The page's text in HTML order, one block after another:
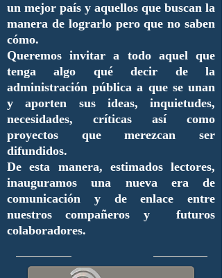
un mejor país y aquellos que buscan la
manera de lograrlo pero que no saben
cómo.
Queremos invitar a todo aquel que
tenga algo qué decir de la
administración pública a que se unan
y aporten sus ideas, inquietudes,
necesidades, críticas así como
proyectos que merezcan ser
difundidos.
De esta manera, estimados lectores,
inauguramos una nueva era de
comunicación y de enlace entre
nuestros compañeros y futuros
colaboradores.